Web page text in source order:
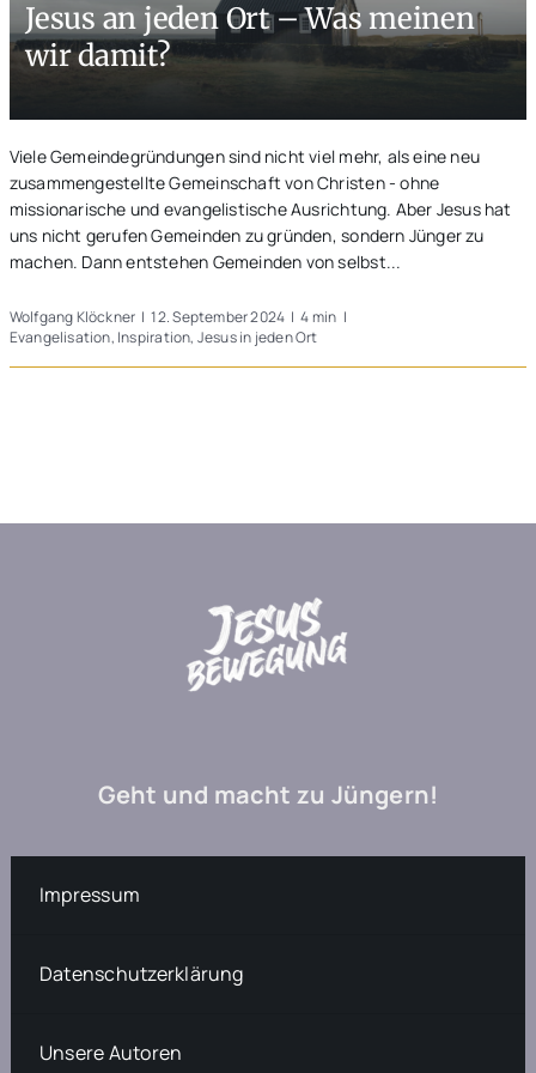
Unterwegs
Jesus an jeden Ort – Was meinen
wir damit?
Viele Gemeindegründungen sind nicht viel mehr, als eine neu
zusammengestellte Gemeinschaft von Christen - ohne
missionarische und evangelistische Ausrichtung. Aber Jesus hat
uns nicht gerufen Gemeinden zu gründen, sondern Jünger zu
machen. Dann entstehen Gemeinden von selbst...
Wolfgang Klöckner | 12. September 2024 | 4 min |
Evangelisation, Inspiration, Jesus in jeden Ort
Geht und macht zu Jüngern!
Impressum
Datenschutzerklärung
Unsere Autoren